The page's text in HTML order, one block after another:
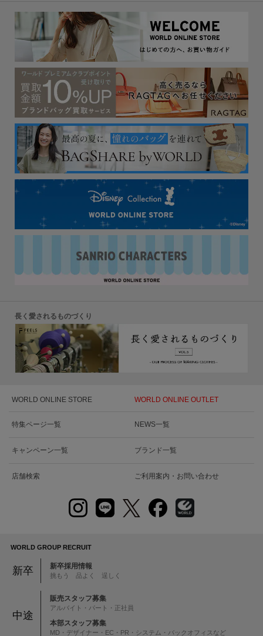
長く愛されるものづくり
WORLD ONLINE STORE WORLD ONLINE OUTLET
特集ページ一覧 NEWS一覧
キャンペーン一覧 ブランド一覧
店舗検索 ご利用案内・お問い合わせ
WORLD GROUP RECRUIT
新卒 新卒採用情報
挑もう 品よく 逞しく
中途
販売スタッフ募集
アルバイト・パート・正社員
本部スタッフ募集
MD・デザイナー・EC・PR・システム・バックオフィスなど